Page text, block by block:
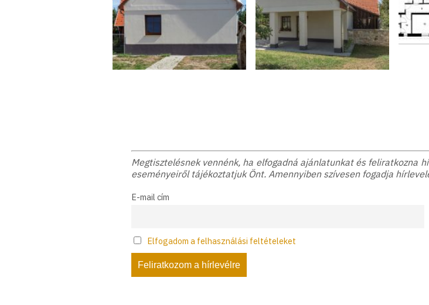
Megtisztelésnek vennénk, ha elfogadná ajánlatunkat és feliratkozna
eseményeiről tájékoztatjuk Önt. Amennyiben szívesen fogadja
E-mail cím
Elfogadom a felhasználási feltételeket